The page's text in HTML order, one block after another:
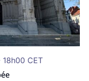
18h00 CET